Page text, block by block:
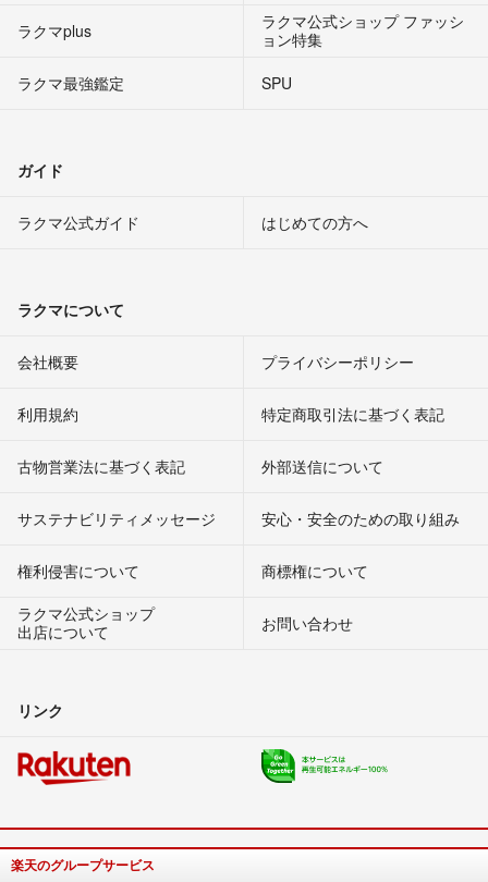
ラクマplus
ラクマ公式ショップ ファッシ
ョン特集
ラクマ最強鑑定
SPU
ガイド
ラクマ公式ガイド はじめての方へ
ラクマについて
会社概要 プライバシーポリシー
利用規約 特定商取引法に基づく表記
古物営業法に基づく表記 外部送信について
サステナビリティメッセージ 安心・安全のための取り組み
権利侵害について
商標権について
ラクマ公式ショップ
出店について
お問い合わせ
リンク
楽天のグループサービス